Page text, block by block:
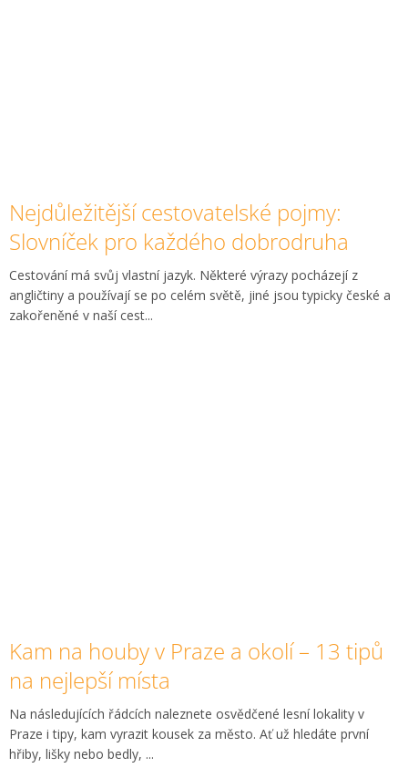
Nejdůležitější cestovatelské pojmy:
Slovníček pro každého dobrodruha
Cestování má svůj vlastní jazyk. Některé výrazy pocházejí z
angličtiny a používají se po celém světě, jiné jsou typicky české a
zakořeněné v naší cest...
Kam na houby v Praze a okolí – 13 tipů
na nejlepší místa
Na následujících řádcích naleznete osvědčené lesní lokality v
Praze i tipy, kam vyrazit kousek za město. Ať už hledáte první
hřiby, lišky nebo bedly, ...